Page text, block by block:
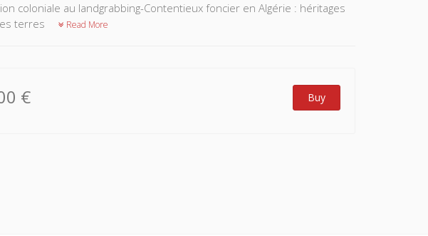
coloniale au landgrabbing-Contentieux foncier en Algérie : héritages
terres
Read More
€ Buy